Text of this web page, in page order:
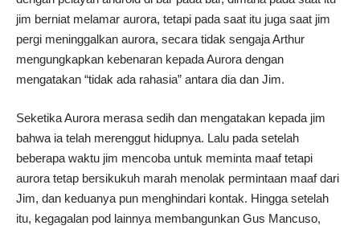
jim berniat melamar aurora, tetapi pada saat itu juga saat jim
pergi meninggalkan aurora, secara tidak sengaja Arthur
mengungkapkan kebenaran kepada Aurora dengan
mengatakan “tidak ada rahasia” antara dia dan Jim.
Seketika Aurora merasa sedih dan mengatakan kepada jim
bahwa ia telah merenggut hidupnya. Lalu pada setelah
beberapa waktu jim mencoba untuk meminta maaf tetapi
aurora tetap bersikukuh marah menolak permintaan maaf dari
Jim, dan keduanya pun menghindari kontak. Hingga setelah
itu, kegagalan pod lainnya membangunkan Gus Mancuso,